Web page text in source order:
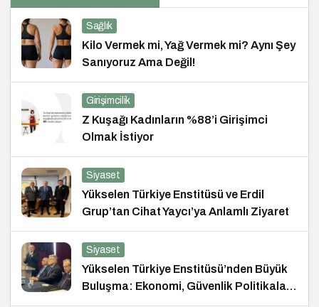
Sağlık
Kilo Vermek mi, Yağ Vermek mi? Aynı Şey
Sanıyoruz Ama Değil!
Girişimcilik
Z Kuşağı Kadınların %88’i Girişimci
Olmak İstiyor
Siyaset
Yükselen Türkiye Enstitüsü ve Erdil
Grup’tan Cihat Yaycı’ya Anlamlı Ziyaret
Siyaset
Yükselen Türkiye Enstitüsü’nden Büyük
Buluşma: Ekonomi, Güvenlik Politikaları
ve Hukuk Konferansı